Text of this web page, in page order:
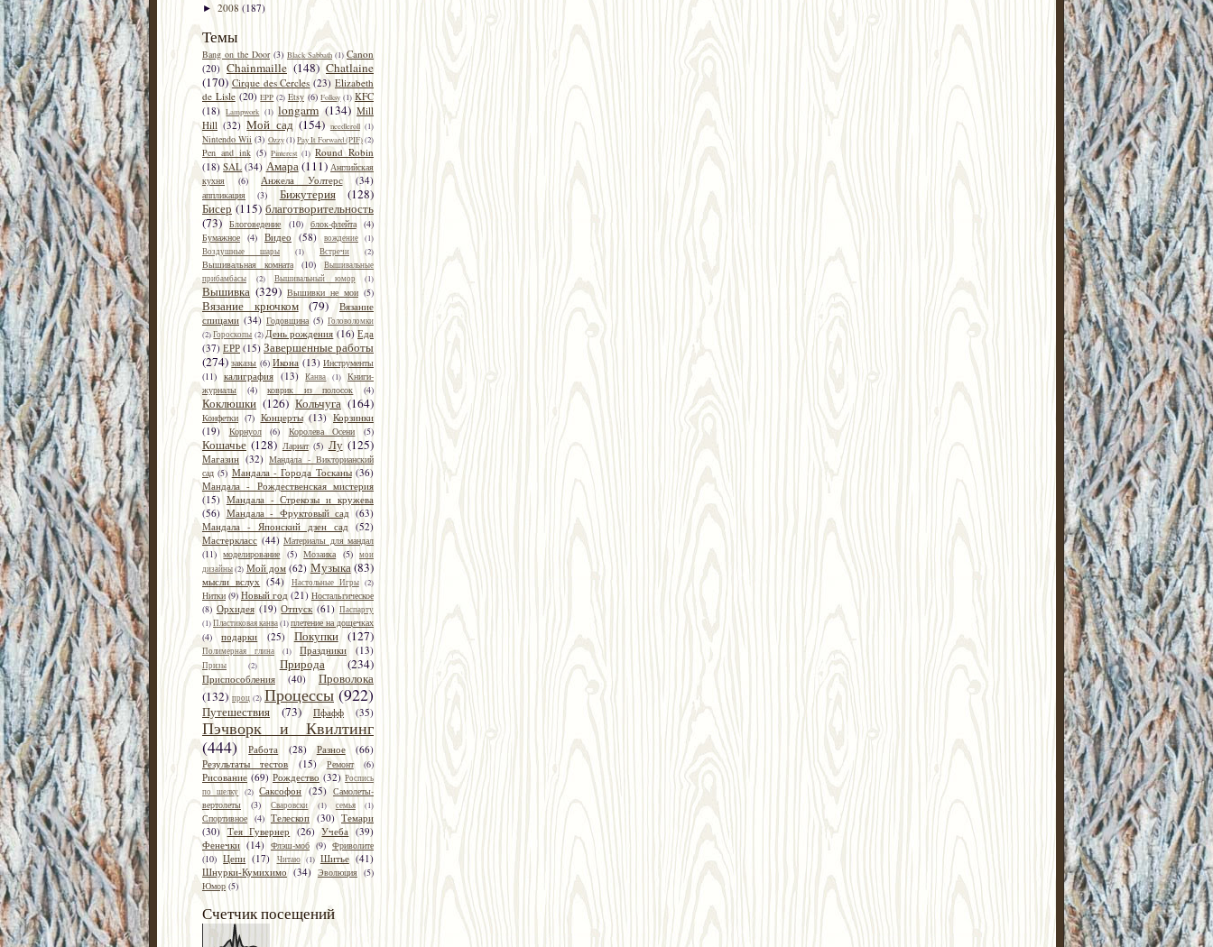
► 2008 (187)
Темы
Bang on the Door (3) Black Sabbath (1) Canon
(20) Chainmaille (148) Chatlaine
(170) Cirque des Cercles (23) Elizabeth
de Lisle (20) EPP (2) Etsy (6) Folksy (1) KFC
(18) Lampwork (1) longarm (134) Mill
Hill (32) Mой сад (154) needleroll (1)
Nintendo Wii (3) Ozzy(1)Pay It Forward (PIF)(2)
Pen and ink (5) Pinterest (1) Round Robin
(18) SAL (34) Амара(111) Английская
кухня
(6) Анжела Уолтерс (34)
аппликация (3) Бижутерия
(128)
Бисер (115) благотворительность
(73) Блоговедение (10) блок-флейта (4)
Бумажное (4) Видео (58) вождение (1)
Воздушные шары
(1) Встречи (2)
Вышивальная комната (10)
Вышивальные
прибамбасы
(2) Вышивальный юмор (1)
Вышивка (329) Вышивки не мои (5)
Вязание крючком (79)
Вязание
спицами (34) Годовщина (5) Головоломки
(2)Гороскопы (2)День рождения (16) Еда
(37) ЕРР (15) Завершенные работы
(274) заказы (6) Икона (13) Инструменты
(11) калиграфия (13) Канва (1) Книги-
журналы
(4) коврик из полосок (4)
Коклюшки (126) Кольчуга (164)
Конфетки (7) Концерты (13) Корзинки
(19)
Корнуол (6) Королева Осени (5)
Кошачье (128) Лариат (5) Лу (125)
Магазин (32) Мандала - Викторианский
сад (5) Мандала - Города Тосканы (36)
Мандала - Рождественская мистерия
(15) Мандала - Стрекозы и кружева
(56) Мандала - Фруктовый сад (63)
Мандала - Японский дзен сад (52)
Мастеркласс (44) Материалы для мандал
(11) моделирование (5) Мозаика (5)
мои
дизайны(2) Мой дом (62) Музыка(83)
мысли вслух (54) Настольные Игры (2)
Нитки (9) Новый год (21) Ностальгическое
(8) Орхидея (19) Отпуск (61) Паспарту
(1)Пластиковая канва(1)плетение на дощечках
(4)
подарки (25) Покупки (127)
Полимерная глина (1) Праздники (13)
Призы (2) Природа (234)
Приспособления (40)
Проволока
(132) проц (2) Процессы (922)
Путешествия (73) Пфафф (35)
Пэчворк и Квилтинг
(444)
Работа (28) Разное
(66)
Результаты тестов
(15) Ремонт (6)
Рисование (69) Рождество (32) Роспись
по шелку (2) Саксофон (25) Самолеты-
вертолеты
(3) Сваровски (1) семья (1)
Спортивное (4) Телескоп (30) Темари
(30) Тея Гувернер (26) Учеба (39)
Фенечки (14) Флэш-моб (9) Фриволите
(10) Цепи (17) Читаю (1) Шитье (41)
Шнурки-Кумихимо (34) Эволюция (5)
Юмор (5)
Счетчик посещений